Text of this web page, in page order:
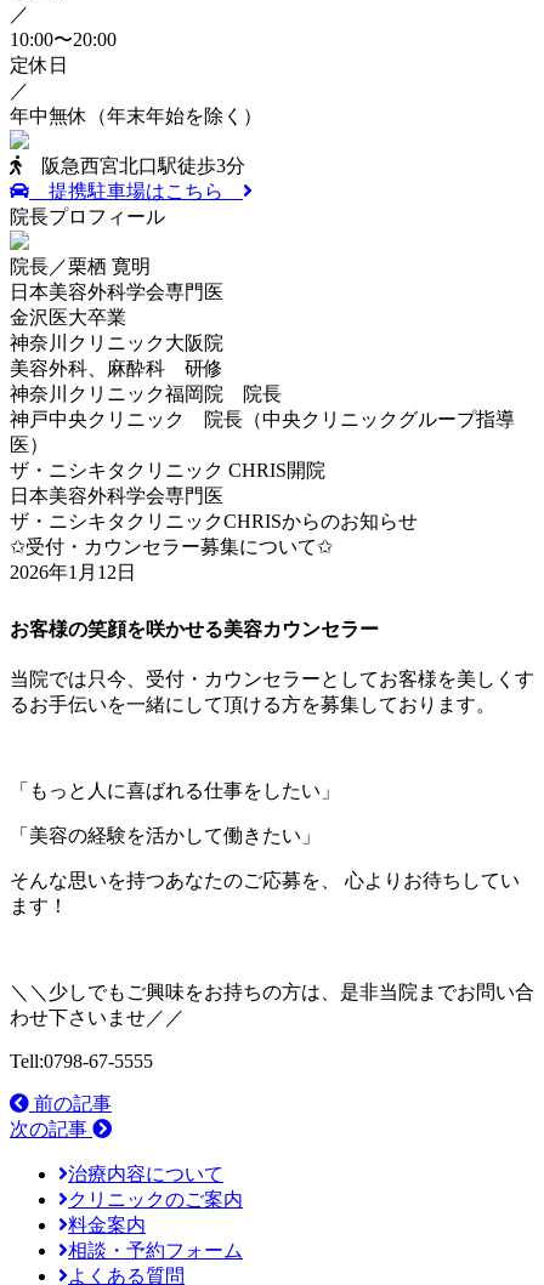
／
10:00〜20:00
定休日
／
年中無休 （年末年始を除く）
阪急西宮北口駅徒歩3分
提携駐車場はこちら
院長プロフィール
院長／栗栖 寛明
日本美容外科学会専門医
金沢医大卒業
神奈川クリニック大阪院
美容外科、麻酔科 研修
神奈川クリニック福岡院 院長
神戸中央クリニック 院長（中央クリニックグループ指導
医）
ザ・ニシキタクリニック CHRIS開院
日本美容外科学会専門医
ザ・ニシキタクリニックCHRISからのお知らせ
✩受付・カウンセラー募集について✩
2026年1月12日
お客様の笑顔を咲かせる美容カウンセラー
当院では只今、受付・カウンセラーとしてお客様を美しくす
るお手伝いを一緒にして頂ける方を募集しております。
「もっと人に喜ばれる仕事をしたい」
「美容の経験を活かして働きたい」
そんな思いを持つあなたのご応募を、 心よりお待ちしてい
ます！
＼＼少しでもご興味をお持ちの方は、是非当院までお問い合
わせ下さいませ／／
Tell:0798-67-5555
前の記事
次の記事
治療内容について
クリニックのご案内
料金案内
相談・予約フォーム
よくある質問